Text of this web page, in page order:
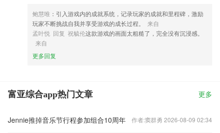
鲍慧唯 ：引入游戏内的成就系统，记录玩家的成就和里程碑，激励
玩家不断挑战自我并享受游戏的成长过程。
来自
孟叶悦 回复 祝毓伦这款游戏的画面太粗糙了，完全没有沉浸感。
来自
更多回复
富亚综合app热门文章 更多
Jennie推掉音乐节行程参加组合10周年 作者:窦群勇 2026-08-09 02:34